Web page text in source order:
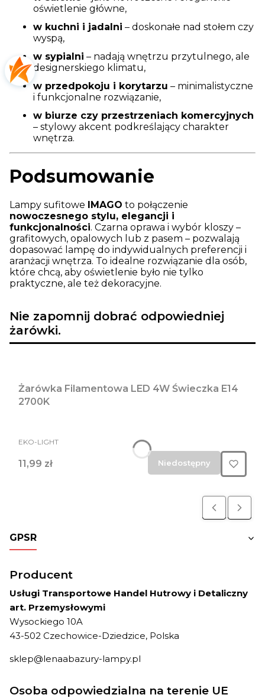
oświetlenie główne,
w kuchni i jadalni – doskonałe nad stołem czy
wyspą,
w sypialni – nadają wnętrzu przytulnego, ale
designerskiego klimatu,
w przedpokoju i korytarzu – minimalistyczne
i funkcjonalne rozwiązanie,
w biurze czy przestrzeniach komercyjnych
– stylowy akcent podkreślający charakter
wnętrza.
Podsumowanie
Lampy sufitowe IMAGO to połączenie
nowoczesnego stylu, elegancji i
funkcjonalności. Czarna oprawa i wybór kloszy –
grafitowych, opalowych lub z pasem – pozwalają
dopasować lampę do indywidualnych preferencji i
aranżacji wnętrza. To idealne rozwiązanie dla osób,
które chcą, aby oświetlenie było nie tylko
praktyczne, ale też dekoracyjne.
Nie zapomnij dobrać odpowiedniej
żarówki.
Żarówka Filamentowa LED 4W Świeczka E14
2700K
PRODUCENT
EKO-LIGHT
Cena
11,99 zł Niedostępny
GPSR
Producent
Usługi Transportowe Handel Hutrowy i Detaliczny
art. Przemysłowymi
Wysockiego 10A
43-502 Czechowice-Dziedzice, Polska
sklep@lenaabazury-lampy.pl
Osoba odpowiedzialna na terenie UE